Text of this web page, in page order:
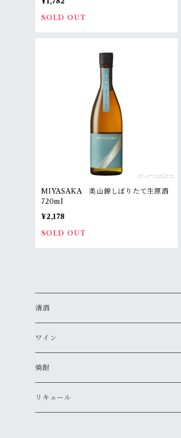
SOLD OUT
MIYASAKA 美山錦しぼりたて生原酒
720ml
¥2,178
SOLD OUT
清酒
MIYASAKA
真澄
夜明け前
ワイン
ドメーヌ・コーセイ
安曇野ワイナリー
焼酎
千曲錦・帰山
リキュール